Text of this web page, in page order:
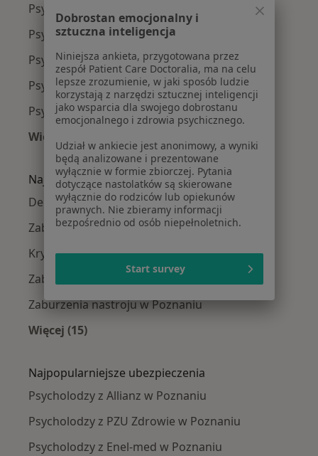
Psycholodzy Grunwald
Psycholodzy Jeżyce
Psycholodzy Stare Miasto
Psycholodzy Nowe Miasto
Psycholodzy Wilda
Więcej (3)
Więcej w kategorii: Psycholodzy w pobliżu
Najczęście leczone choroby
Depresja w Poznaniu
Zaburzenia lękowe w Poznaniu
Kryzys emocjonalny w Poznaniu
Zaburzenia emocjonalne w Poznaniu
Zaburzenia nastroju w Poznaniu
Więcej (15)
Najpopularniejsze ubezpieczenia
Psycholodzy z Allianz w Poznaniu
Psycholodzy z PZU Zdrowie w Poznaniu
Psycholodzy z Enel-med w Poznaniu
Dobrostan emocjonalny i
sztuczna inteligencja
Niniejsza ankieta, przygotowana przez
zespół Patient Care Doctoralia, ma na celu
lepsze zrozumienie, w jaki sposób ludzie
korzystają z narzędzi sztucznej inteligencji
jako wsparcia dla swojego dobrostanu
emocjonalnego i zdrowia psychicznego.
Udział w ankiecie jest anonimowy, a wyniki
będą analizowane i prezentowane
wyłącznie w formie zbiorczej. Pytania
dotyczące nastolatków są skierowane
wyłącznie do rodziców lub opiekunów
prawnych. Nie zbieramy informacji
bezpośrednio od osób niepełnoletnich.
Start survey